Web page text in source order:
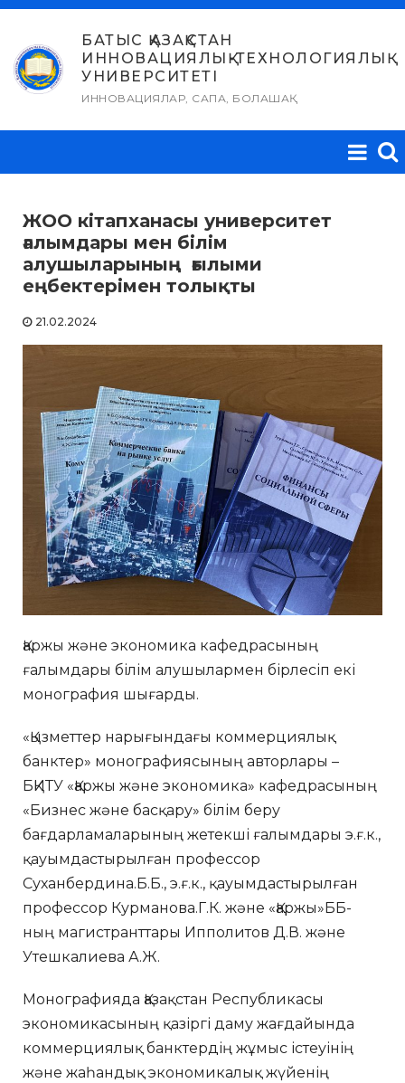
Skip
content
БАТЫС ҚАЗАҚСТАН
ИННОВАЦИЯЛЫҚ-ТЕХНОЛОГИЯЛЫҚ
УНИВЕРСИТЕТІ
ИННОВАЦИЯЛАР, САПА, БОЛАШАҚ
ЖОО кітапханасы университет
ғалымдары мен білім
алушыларының ғылыми
еңбектерімен толықты
21.02.2024
Қаржы және экономика кафедрасының
ғалымдары білім алушылармен бірлесіп екі
монография шығарды.
«Қызметтер нарығындағы коммерциялық
банктер» монографиясының авторлары –
БҚИТУ «Қаржы және экономика» кафедрасының
«Бизнес және басқару» білім беру
бағдарламаларының жетекші ғалымдары э.ғ.к.,
қауымдастырылған профессор
Суханбердина.Б.Б., э.ғ.к., қауымдастырылған
профессор Курманова.Г.К. және «Қаржы»ББ-
ның магистранттары Ипполитов Д.В. және
Утешкалиева А.Ж.
Монографияда Қазақстан Республикасы
экономикасының қазіргі даму жағдайында
коммерциялық банктердің жұмыс істеуінің
және жаһандық экономикалық жүйенің